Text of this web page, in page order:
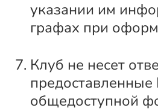
указании им
графах при
Клуб не несет
общедоступной